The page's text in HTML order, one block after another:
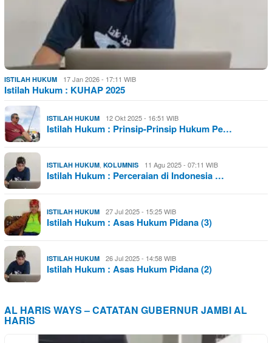
ISTILAH HUKUM 17 Jan 2026 - 17:11 WIB
Istilah Hukum : KUHAP 2025
ISTILAH HUKUM 12 Okt 2025 - 16:51 WIB
Istilah Hukum : Prinsip-Prinsip Hukum Pe…
ISTILAH HUKUM, KOLUMNIS 11 Agu 2025 - 07:11 WIB
Istilah Hukum : Perceraian di Indonesia …
ISTILAH HUKUM 27 Jul 2025 - 15:25 WIB
Istilah Hukum : Asas Hukum Pidana (3)
ISTILAH HUKUM 26 Jul 2025 - 14:58 WIB
Istilah Hukum : Asas Hukum Pidana (2)
AL HARIS WAYS – CATATAN GUBERNUR JAMBI AL
HARIS